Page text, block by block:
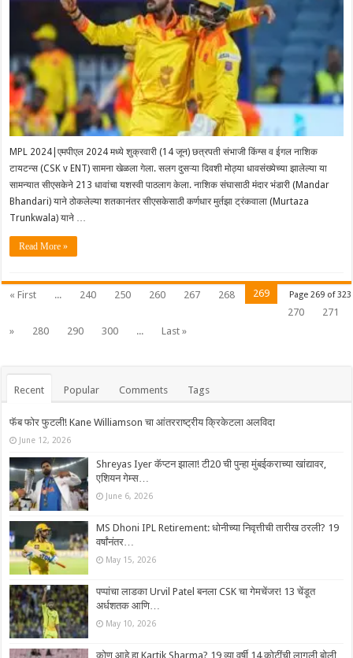
MPL 2024|एमपीएल 2024 मध्ये शुक्रवारी (14 जून) छत्रपती संभाजी किंग्स व ईगल नाशिक
टायटन्स (CSK v ENT) सामना खेळला गेला. सलग दुसऱ्या दिवशी मोठ्या धावसंख्येच्या झालेल्या या
सामन्यात सीएसकेने 213 धावांचा यशस्वी पाठलाग केला. नाशिक संघासाठी मंदार भंडारी (Mandar
Bhandari) याने ठोकलेल्या शतकानंतर सीएसकेसाठी कर्णधार मुर्तझा ट्रंकवाला (Murtaza
Trunkwala) याने …
Read More »
Page 269 of 323
« First ... 240 250 260 267 268
269
270
271
»
280 290 300 ... Last »
Recent Popular Comments Tags
फॅब फोर फुटली! Kane Williamson चा आंतरराष्ट्रीय क्रिकेटला अलविदा
June 12, 2026
Shreyas Iyer कॅप्टन झाला! टी20 ची पुन्हा मुंबईकराच्या खांद्यावर,
एशियन गेम्स…
June 6, 2026
MS Dhoni IPL Retirement: धोनीच्या निवृत्तीची तारीख ठरली? 19
वर्षांनंतर…
May 15, 2026
पप्पांचा लाडका Urvil Patel बनला CSK चा गेमचेंजर! 13 चेंडूत
अर्धशतक आणि…
May 10, 2026
कोण आहे हा Kartik Sharma? 19 व्या वर्षी 14 कोटींची लागली बोली